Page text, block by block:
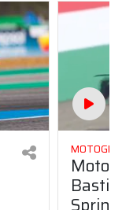
MOTOGP
Sprint